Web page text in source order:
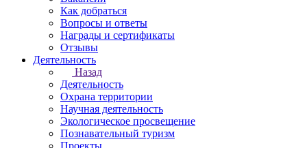
Как добраться
Вопросы и ответы
Награды и сертификаты
Отзывы
Деятельность
Назад
Деятельность
Охрана территории
Научная деятельность
Экологическое просвещение
Познавательный туризм
Проекты